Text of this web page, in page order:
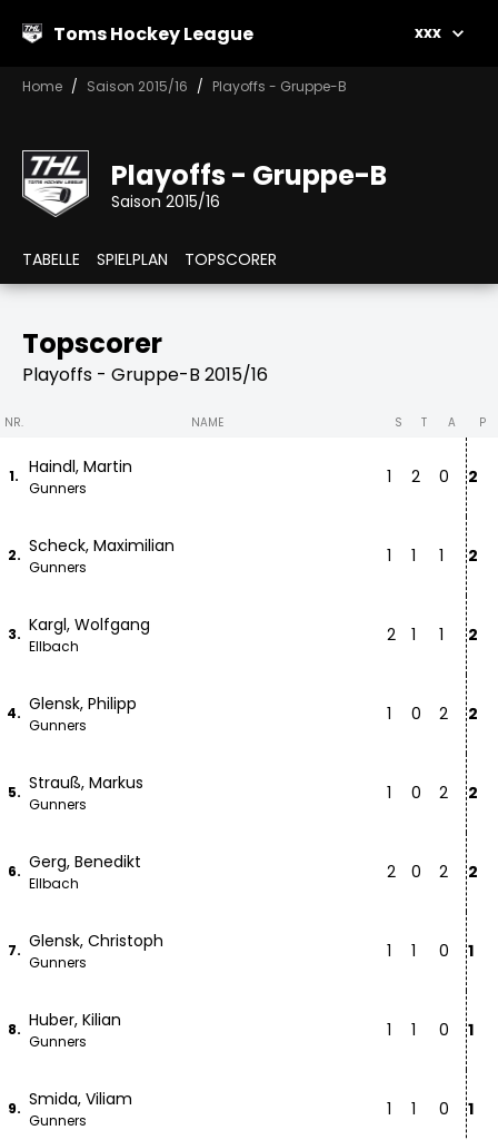
Toms Hockey League xxx
Home Saison 2015/16 Playoffs - Gruppe-B
Playoffs - Gruppe-B
Saison 2015/16
TABELLE SPIELPLAN TOPSCORER
Topscorer
Playoffs - Gruppe-B 2015/16
NR. NAME S T A P
1. Haindl, Martin
Gunners
1 2 0 2
2. Scheck, Maximilian
Gunners
1 1 1 2
3. Kargl, Wolfgang
Ellbach
2 1 1 2
4. Glensk, Philipp
Gunners
1 0 2 2
5. Strauß, Markus
Gunners
1 0 2 2
6. Gerg, Benedikt
Ellbach
2 0 2 2
7. Glensk, Christoph
Gunners
1 1 0 1
8. Huber, Kilian
Gunners
1 1 0 1
9. Smida, Viliam
Gunners
1 1 0 1